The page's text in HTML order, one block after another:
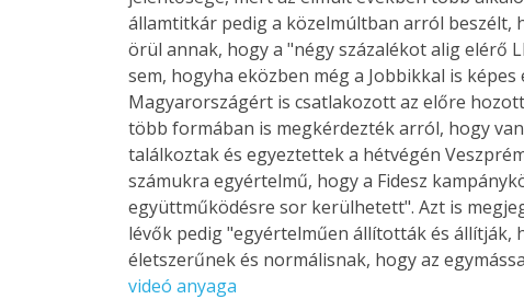
államtitkár pedig a közelmúltban arról beszélt,
örül annak, hogy a "négy százalékot alig elérő
sem, hogyha eközben még a Jobbikkal is
Magyarországért is csatlakozott az előre
több formában is megkérdezték arról, hogy
találkoztak és egyeztettek a hétvégén
számukra egyértelmű, hogy a Fidesz
együttműködésre sor kerülhetett". Azt is
lévők pedig "egyértelműen állították és
életszerűnek és normálisnak, hogy az
videó anyaga